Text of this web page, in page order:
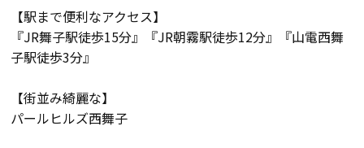
家づくりのスケジュール
よくあるご質問
【駅まで便利なアクセス】
『JR舞子駅徒歩15分』『JR朝霧駅徒歩12分』『山電西舞
子駅徒歩3分』
【街並み綺麗な】
パールヒルズ西舞子